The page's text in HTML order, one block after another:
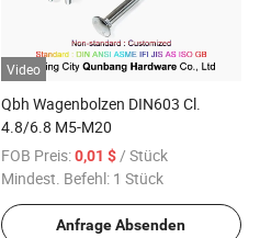
Video
Qbh Wagenbolzen DIN603 Cl.
4.8/6.8 M5-M20
FOB Preis:0,01 $/ Stück
Mindest. Befehl: 1 Stück
Anfrage Absenden